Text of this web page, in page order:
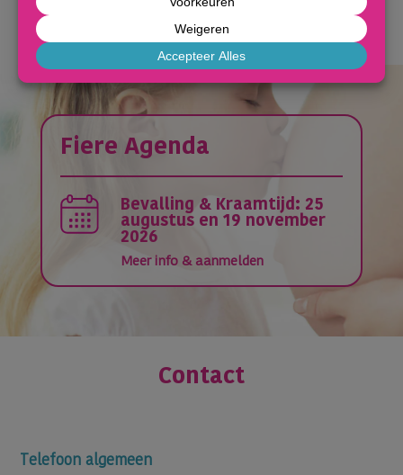
Fiere Agenda
Bevalling & Kraamtijd: 25
augustus en 19 november
2026
Meer info & aanmelden
Contact
Telefoon algemeen